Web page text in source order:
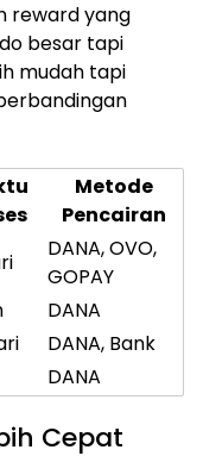
reward yang
besar tapi
mudah tapi
Metode
Pencairan
DANA, OVO,
GOPAY
DANA
DANA, Bank
DANA
Cepat